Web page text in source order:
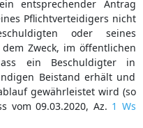
entsprechender Antrag
Pflichtverteidigers nicht
oder seines
Zweck, im öffentlichen
ein Beschuldigter in
Beistand erhält und
gewährleistet wird (so
vom 09.03.2020, Az. 1 Ws